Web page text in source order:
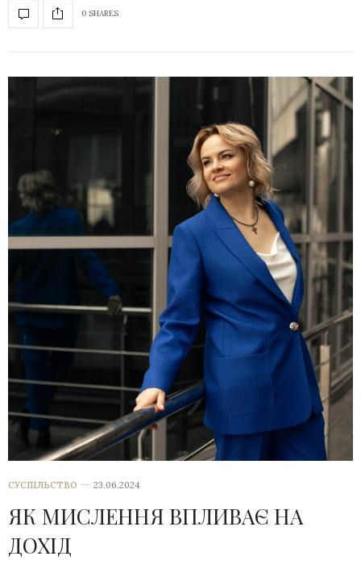
0 SHARES
СУСПІЛЬСТВО 23.06.2024
ЯК МИСЛЕННЯ ВПЛИВАЄ НА
ДОХІД